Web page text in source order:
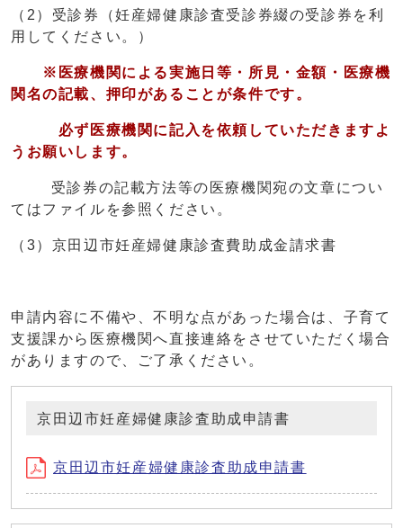
（2）受診券（妊産婦健康診査受診券綴の受診券を利
用してください。）
※医療機関による実施日等・所見・金額・医療機
関名の記載、押印があることが条件です。
必ず医療機関に記入を依頼していただきますよ
うお願いします。
受診券の記載方法等の医療機関宛の文章につい
てはファイルを参照ください。
（3）京田辺市妊産婦健康診査費助成金請求書
申請内容に不備や、不明な点があった場合は、子育て
支援課から医療機関へ直接連絡をさせていただく場合
がありますので、ご了承ください。
京田辺市妊産婦健康診査助成申請書
京田辺市妊産婦健康診査助成申請書